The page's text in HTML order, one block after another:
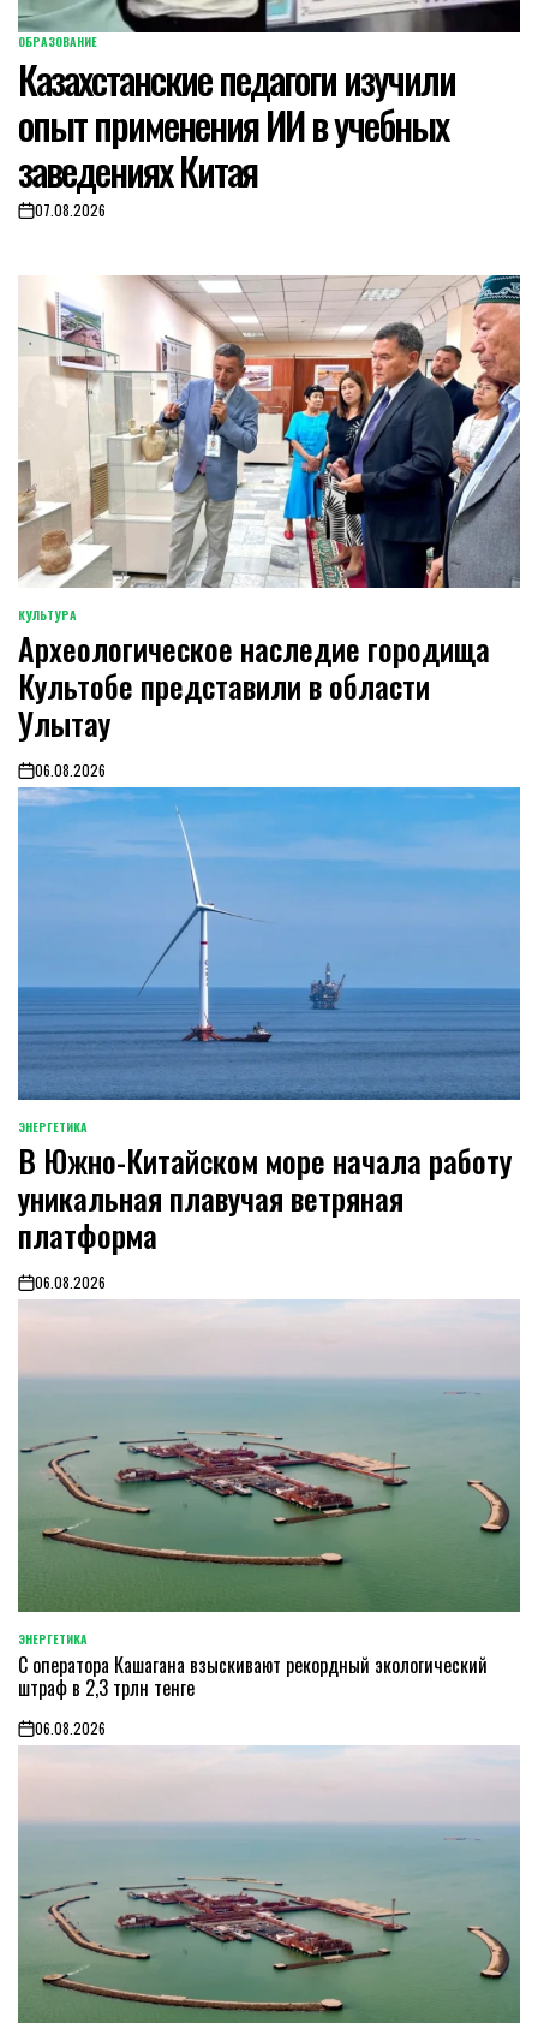
POSTED
IN
ОБРАЗОВАНИЕ
Казахстанские педагоги изучили
опыт применения ИИ в учебных
заведениях Китая
on07.08.2026
POSTED
IN
КУЛЬТУРА
Археологическое наследие городища
Культобе представили в области
Улытау
on06.08.2026
POSTED
IN
ЭНЕРГЕТИКА
В Южно-Китайском море начала работу
уникальная плавучая ветряная
платформа
on06.08.2026
POSTED
IN
ЭНЕРГЕТИКА
С оператора Кашагана взыскивают рекордный экологический
штраф в 2,3 трлн тенге
on06.08.2026